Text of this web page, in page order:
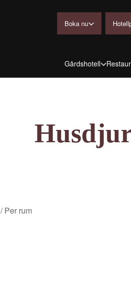
Boka nu
Gårdshotell
/ Per rum